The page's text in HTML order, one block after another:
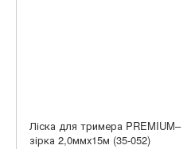
Ліска для тримера PREMIUM–
зірка 2,0ммх15м (35-052)